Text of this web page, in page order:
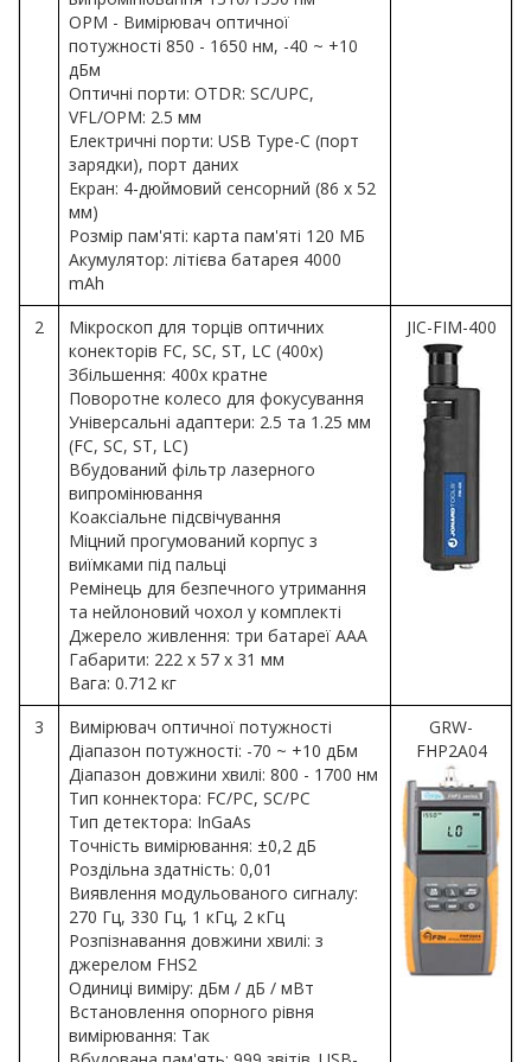
OPM - Вимірювач оптичної
потужності 850 - 1650 нм, -40 ~ +10
дБм
Оптичні порти: OTDR: SC/UPC,
VFL/OPM: 2.5 мм
Електричні порти: USB Type-C (порт
зарядки), порт даних
Екран: 4-дюймовий сенсорний (86 х 52
мм)
Розмір пам'яті: карта пам'яті 120 МБ
Акумулятор: літієва батарея 4000
mAh
2
Мікроскоп для торців оптичних
конекторів FC, SC, ST, LC (400х)
Збільшення: 400х кратне
Поворотне колесо для фокусування
Універсальні адаптери: 2.5 та 1.25 мм
(FC, SC, ST, LC)
Вбудований фільтр лазерного
випромінювання
Коаксіальне підсвічування
Міцний прогумований корпус з
виїмками під пальці
Ремінець для безпечного утримання
та нейлоновий чохол у комплекті
Джерело живлення: три батареї AAA
Габарити: 222 х 57 х 31 мм
Вага: 0.712 кг
JIC-FIM-400
3
Вимірювач оптичної потужності
Діапазон потужності: -70 ~ +10 дБм
Діапазон довжини хвилі: 800 - 1700 нм
Тип коннектора: FC/PC, SC/PC
Тип детектора: InGaAs
Точність вимірювання: ±0,2 дБ
Роздільна здатність: 0,01
Виявлення модульованого сигналу:
270 Гц, 330 Гц, 1 кГц, 2 кГц
Розпізнавання довжини хвилі: з
джерелом FHS2
Одиниці виміру: дБм / дБ / мВт
Встановлення опорного рівня
вимірювання: Так
GRW-
FHP2A04